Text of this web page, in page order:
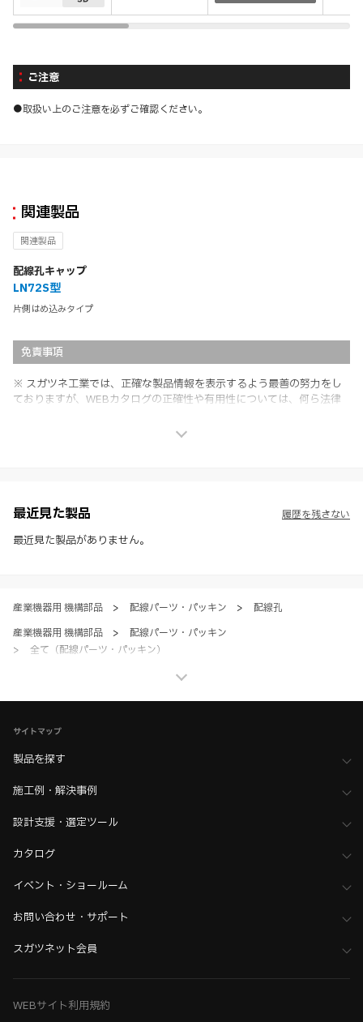
ご注意
●取扱い上のご注意を必ずご確認ください。
関連製品
関連製品
配線孔キャップ
LN72S型
片側はめ込みタイプ
免責事項
※ スガツネ工業では、正確な製品情報を表示するよう最善の努力をし
ておりますが、WEBカタログの正確性や有用性については、何ら法律
社製品の使用ご検討、又は販売促進目的の利用に限ります。
※ 本WEBサイト製品情報のご利用にあたっては、WEBサイト利用規
約、プライバシーポリシー、製品情報ガイドをご確認いただき、内容の
最近見た製品
最近見た製品がありません。
履歴を残さない
産業機器用 機構部品 > 配線パーツ・パッキン >
配線孔
産業機器用 機構部品
>
配線パーツ・パッキン
>
全て（配線パーツ・パッキン）
配線孔・空気孔・投入口
家具金物・建築金物
> 配線孔・空気孔・投入口
> Kiinnovator（キーイノベーター）向けデータ
サイトマップ
製品を探す
施工例・解決事例
設計支援・選定ツール
カタログ
イベント・ショールーム
お問い合わせ・サポート
スガツネット会員
WEBサイト利用規約